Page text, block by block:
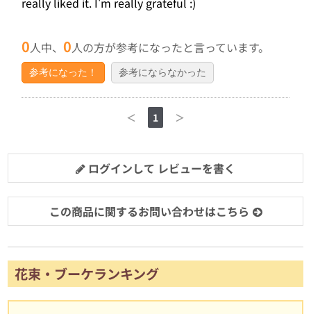
0人中、0人の方が参考になったと言っています。
参考になった！ 参考にならなかった
＜ 1 ＞
ログインして レビューを書く
この商品に関するお問い合わせはこちら
花束・ブーケランキング